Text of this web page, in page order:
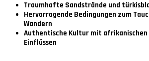
Traumhafte Sandstrände und
Hervorragende Bedingungen zum
Wandern
Authentische Kultur mit afrikanischen
Einflüssen